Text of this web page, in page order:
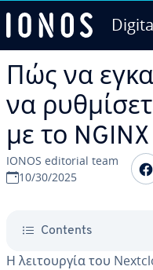
Πώς να
να
με το NGINX
IONOS editorial team
10/30/2025
Contents
Η λειτουργία του